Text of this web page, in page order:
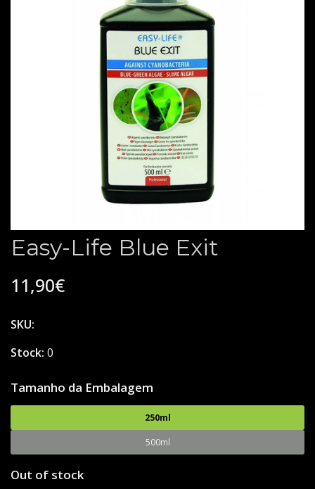
Easy-Life Blue Exit
11,90€
SKU:
Stock: 0
Tamanho da Embalagem
250ml
500ml
Out of stock